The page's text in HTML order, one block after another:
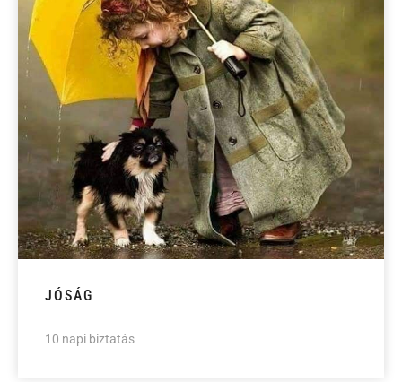
JÓSÁG
10 napi biztatás